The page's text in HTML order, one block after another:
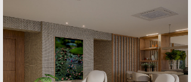
APARTAMENTO M | S